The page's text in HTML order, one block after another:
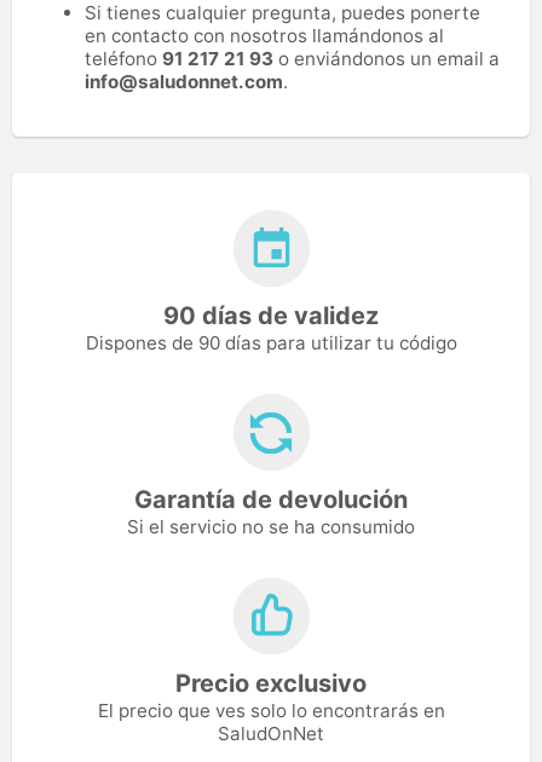
Si tienes cualquier pregunta, puedes ponerte
en contacto con nosotros llamándonos al
teléfono 91 217 21 93 o enviándonos un email a
info@saludonnet.com.
90 días de validez
Dispones de 90 días para utilizar tu código
Garantía de devolución
Si el servicio no se ha consumido
Precio exclusivo
El precio que ves solo lo encontrarás en
SaludOnNet